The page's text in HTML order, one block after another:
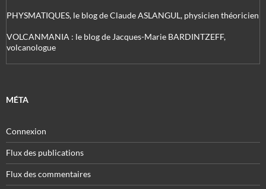
PHYSMATIQUES, le blog de Claude ASLANGUL, physicien théoricien
VOLCANMANIA : le blog de Jacques-Marie BARDINTZEFF,
volcanologue
MÉTA
Connexion
Flux des publications
Flux des commentaires